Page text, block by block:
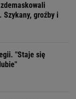
Szykany, groźby i
"Staje się